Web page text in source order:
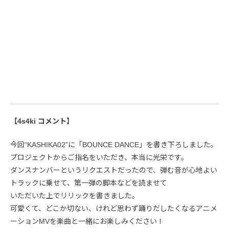
【4s4ki コメント】
今回“KASHIKA02”に「BOUNCE DANCE」を書き下ろしました。
プロジェクトからご指名をいただき、本当に光栄です。
ダンスナンバーというリクエストだったので、弾む音が心地よい
トラックに乗せて、第一弾の脚本などを読ませて
いただいた上でリリックを書きました。
可愛くて、どこか切ない、けれど思わず踊りだしたくなるアニメ
ーションMVを楽曲と一緒にお楽しみください！